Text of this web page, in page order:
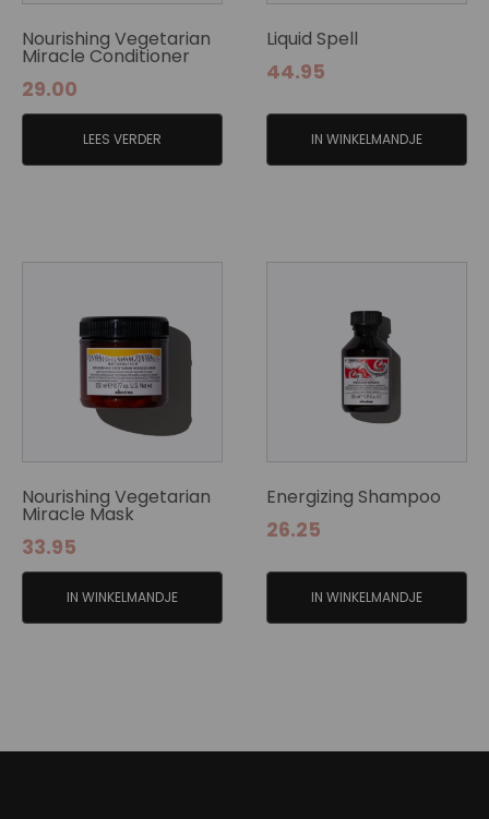
Nourishing Vegetarian
Miracle Conditioner
29.00
LEES VERDER
Liquid Spell
44.95
IN WINKELMANDJE
Nourishing Vegetarian
Miracle Mask
33.95
IN WINKELMANDJE
Energizing Shampoo
26.25
IN WINKELMANDJE